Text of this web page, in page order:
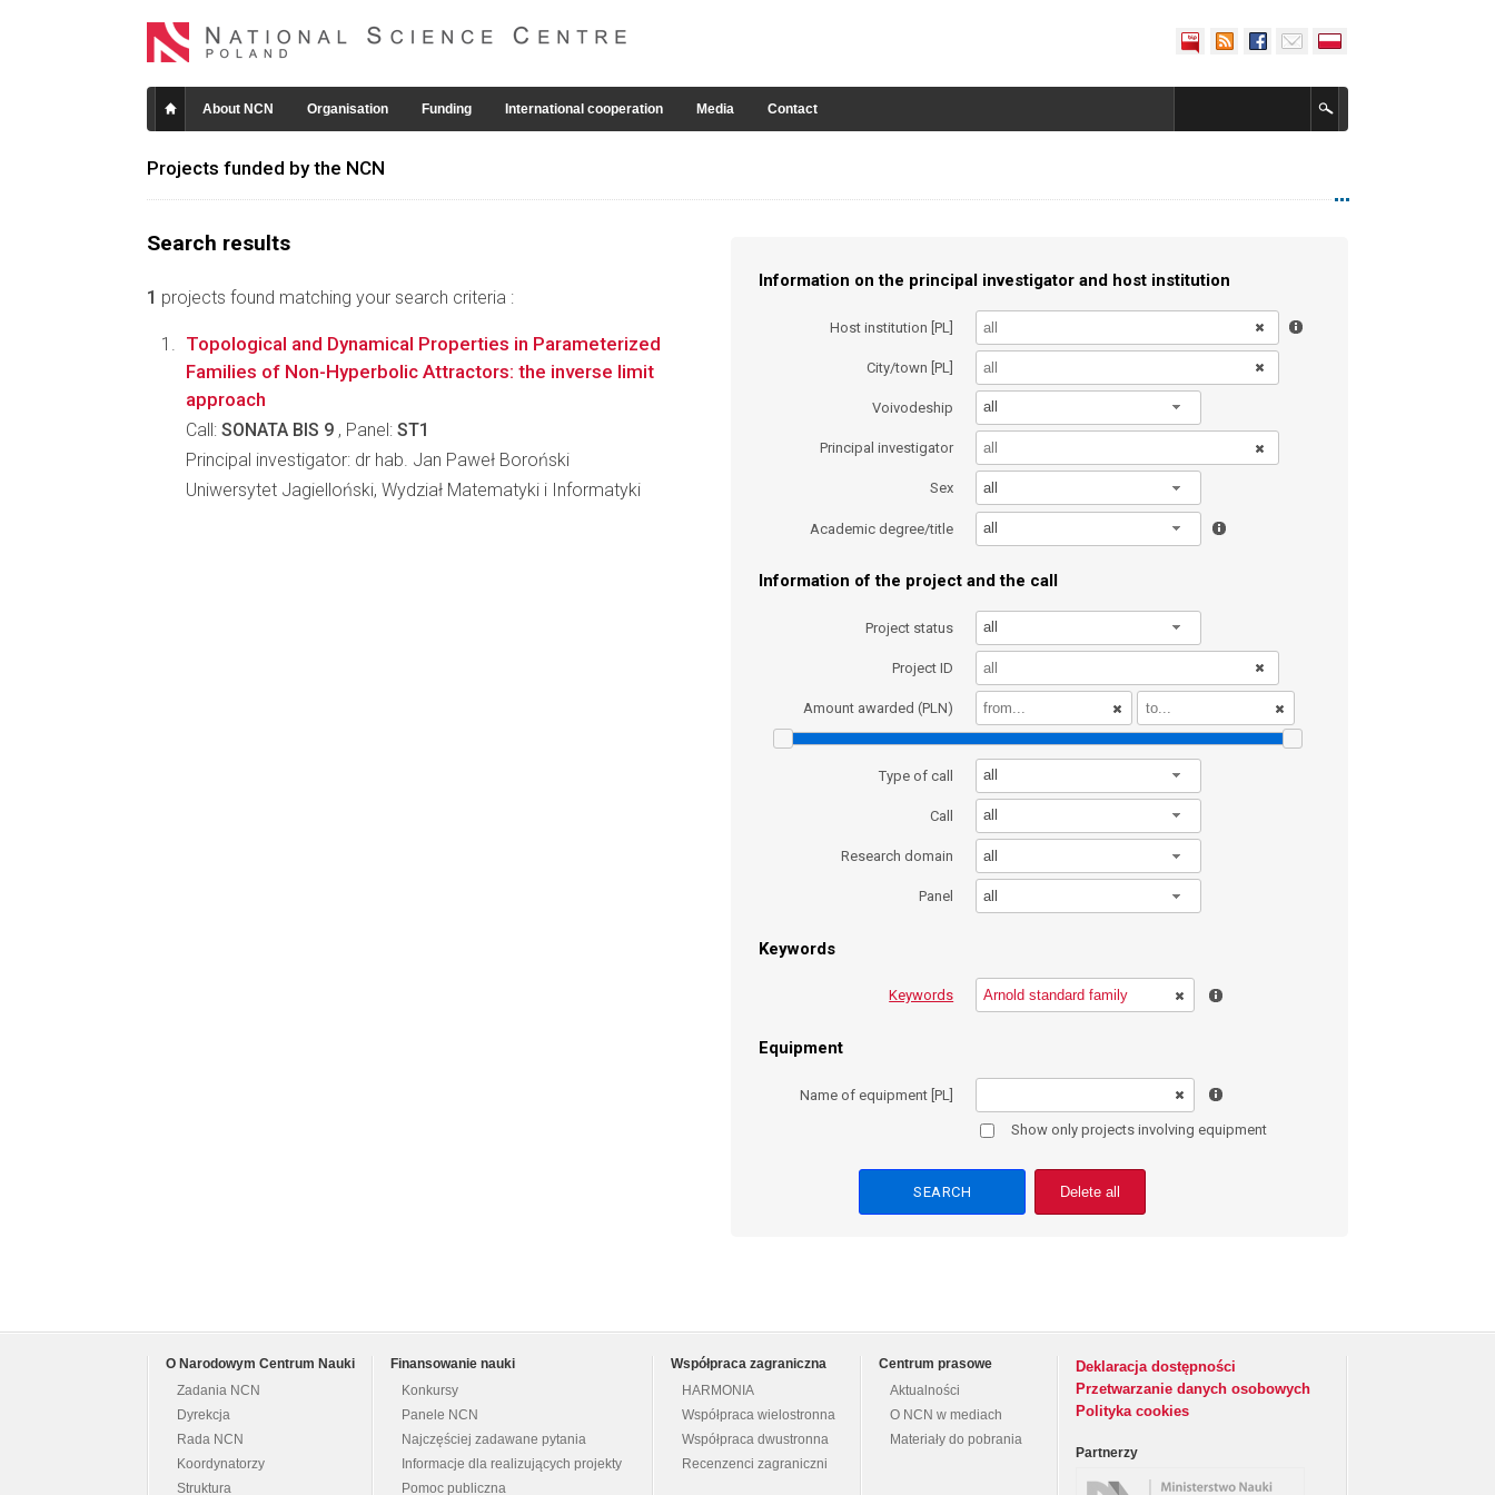
About NCN Organisation Funding International cooperation Media Contact
Projects funded by the NCN
Search results
1 projects found matching your search criteria :
Information on the principal investigator and host institution
Host institution [PL]
City/town [PL]
Voivodeship all
Principal investigator
Sex all
Academic degree/title all
Information of the project and the call
Project status all
Project ID
Amount awarded (PLN)
Type of call all
Call all
Research domain all
Panel all
Keywords
Keywords
Equipment
Name of equipment [PL]
Show only projects involving equipment
Delete all
Topological and Dynamical Properties in Parameterized
Families of Non-Hyperbolic Attractors: the inverse limit
approach
Call: SONATA BIS 9 , Panel: ST1
Principal investigator: dr hab. Jan Paweł Boroński
Uniwersytet Jagielloński, Wydział Matematyki i Informatyki
O Narodowym Centrum Nauki
Zadania NCN
Dyrekcja
Rada NCN
Koordynatorzy
Struktura
Finansowanie nauki
Konkursy
Panele NCN
Najczęściej zadawane pytania
Informacje dla realizujących projekty
Pomoc publiczna
Współpraca zagraniczna
HARMONIA
Współpraca wielostronna
Współpraca dwustronna
Recenzenci zagraniczni
Centrum prasowe
Aktualności
O NCN w mediach
Materiały do pobrania
Deklaracja dostępności
Przetwarzanie danych osobowych
Polityka cookies
Partnerzy